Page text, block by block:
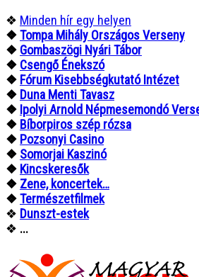
❖ Minden hír egy helyen
❖Tompa Mihály Országos Verseny
❖ Gombaszögi Nyári Tábor
❖ Csengő Énekszó
❖ Fórum Kisebbségkutató Intézet
❖ Duna Menti Tavasz
❖ Ipolyi Arnold Népmesemondó
❖ Bíborpiros szép rózsa
❖ Pozsonyi Casino
❖ Somorjai Kaszinó
❖ Kincskeresők
❖ Zene, koncertek…
❖Természetfilmek
❖ Dunszt-estek
❖ ...